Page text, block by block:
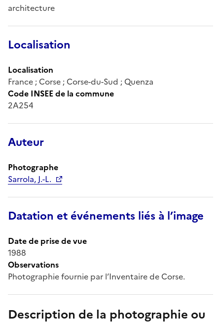
architecture
Localisation
Localisation
France ; Corse ; Corse-du-Sud ; Quenza
Code INSEE de la commune
2A254
Auteur
Photographe
Sarrola, J.-L.
Datation et événements liés à l’image
Date de prise de vue
1988
Observations
Photographie fournie par l’Inventaire de Corse.
Description de la photographie ou